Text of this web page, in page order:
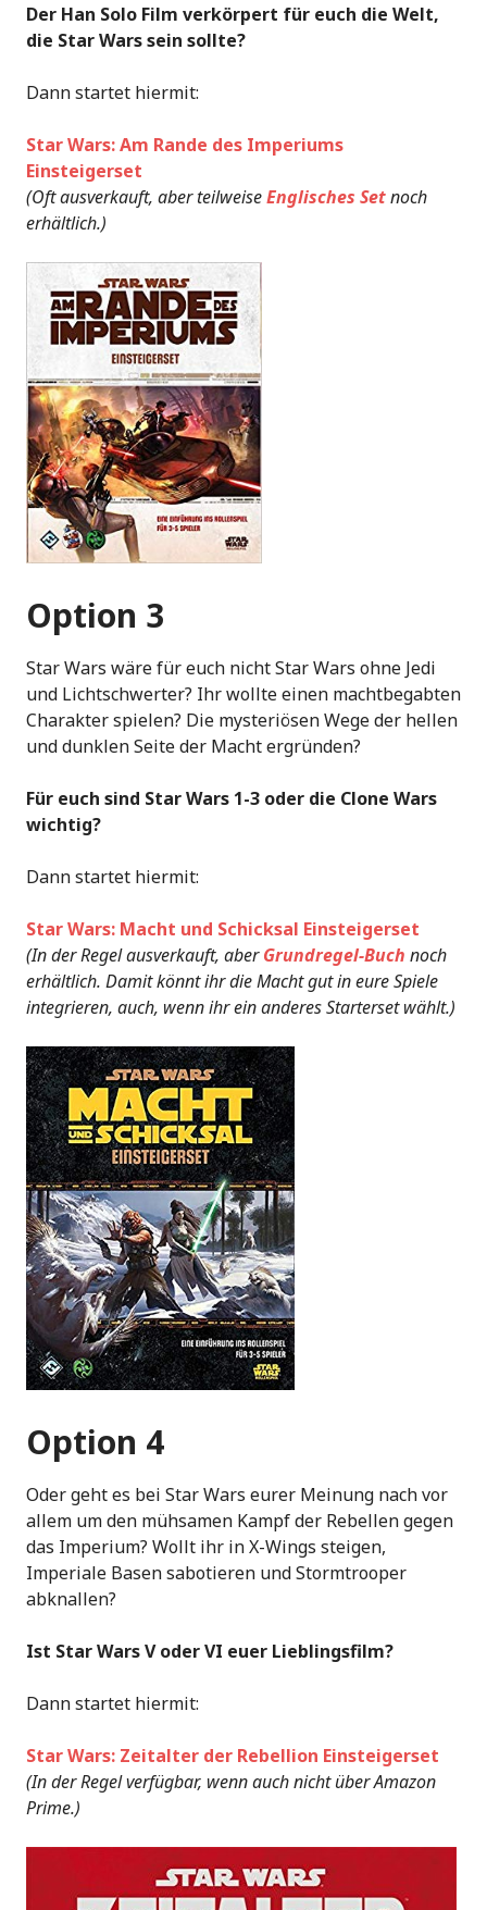
Der Han Solo Film verkörpert für euch die Welt,
die Star Wars sein sollte?
Dann startet hiermit:
Star Wars: Am Rande des Imperiums
Einsteigerset
(Oft ausverkauft, aber teilweiseEnglisches Setnoch
erhältlich.)
Option 3
Star Wars wäre für euch nicht Star Wars ohne Jedi
und Lichtschwerter? Ihr wollte einen machtbegabten
Charakter spielen? Die mysteriösen Wege der hellen
und dunklen Seite der Macht ergründen?
Für euch sind Star Wars 1-3 oder die Clone Wars
wichtig?
Dann startet hiermit:
Star Wars: Macht und Schicksal Einsteigerset
(In der Regel ausverkauft, aberGrundregel-Buch noch
erhältlich. Damit könnt ihr die Macht gut in eure Spiele
integrieren, auch, wenn ihr ein anderes Starterset wählt.)
Option 4
Oder geht es bei Star Wars eurer Meinung nach vor
allem um den mühsamen Kampf der Rebellen gegen
das Imperium? Wollt ihr in X-Wings steigen,
Imperiale Basen sabotieren und Stormtrooper
abknallen?
Ist Star Wars V oder VI euer Lieblingsfilm?
Dann startet hiermit:
Star Wars: Zeitalter der Rebellion Einsteigerset
(In der Regel verfügbar, wenn auch nicht über Amazon
Prime.)